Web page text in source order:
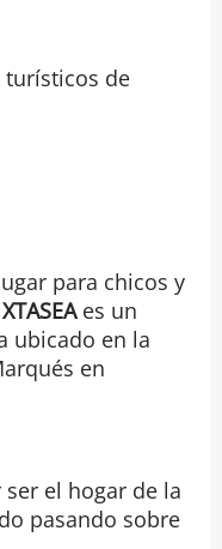
turísticos de
para chicos y
XTASEA es un
ubicado en la
en
el hogar de la
pasando sobre